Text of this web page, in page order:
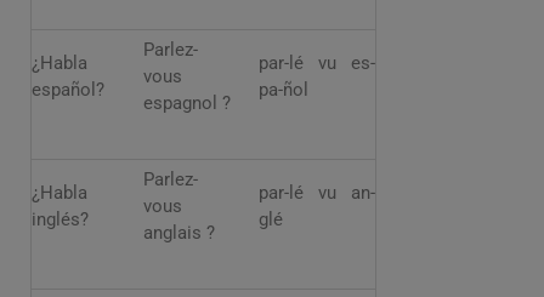
¿Habla
español?
Parlez-
vous
espagnol ?
par-lé vu es-
pa-ñol
¿Habla
inglés?
Parlez-
vous
anglais ?
par-lé vu an-
glé